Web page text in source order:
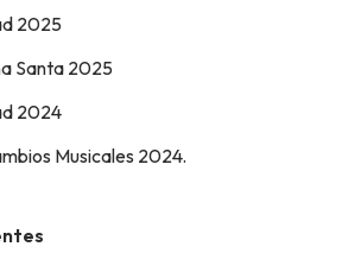
2025
Santa 2025
2024
Musicales 2024.